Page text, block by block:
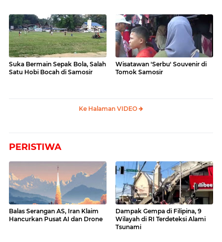
Suka Bermain Sepak Bola, Salah
Satu Hobi Bocah di Samosir
Wisatawan 'Serbu' Souvenir di
Tomok Samosir
Ke Halaman VIDEO
PERISTIWA
Balas Serangan AS, Iran Klaim
Hancurkan Pusat AI dan Drone
Dampak Gempa di Filipina, 9
Wilayah di RI Terdeteksi Alami
Tsunami